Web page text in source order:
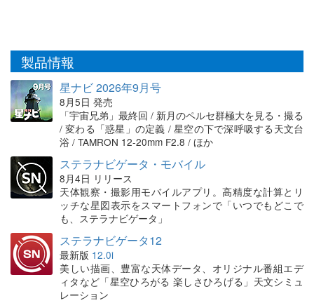
製品情報
星ナビ 2026年9月号
8月5日 発売
「宇宙兄弟」最終回 / 新月のペルセ群極大を見る・撮る
/ 変わる「惑星」の定義 / 星空の下で深呼吸する天文台
浴 / TAMRON 12-20mm F2.8 / ほか
ステラナビゲータ・モバイル
8月4日 リリース
天体観察・撮影用モバイルアプリ。高精度な計算とリ
ッチな星図表示をスマートフォンで「いつでもどこで
も、ステラナビゲータ」
ステラナビゲータ12
最新版 12.0i
美しい描画、豊富な天体データ、オリジナル番組エデ
ィタなど「星空ひろがる 楽しさひろげる」天文シミュ
レーション